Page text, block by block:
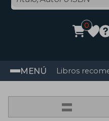
0
MENÚ Libros
=